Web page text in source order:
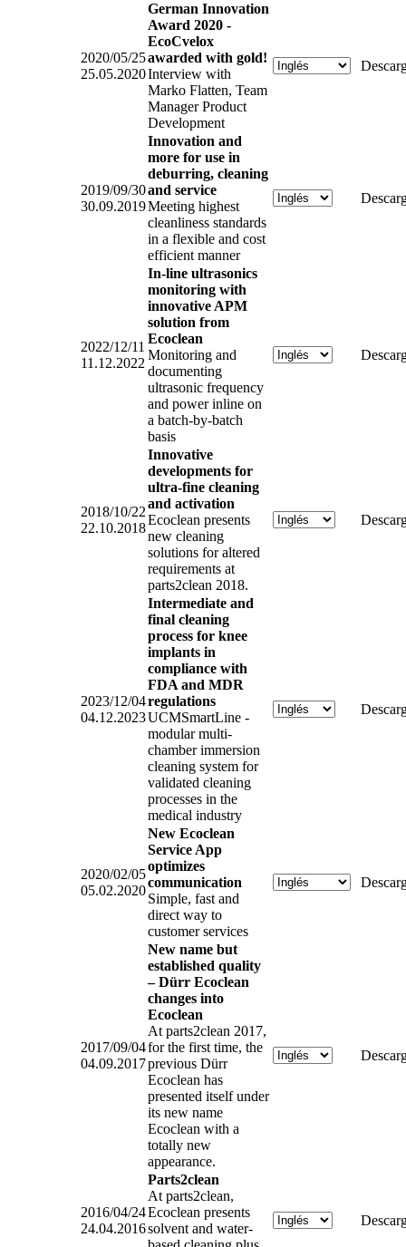
2020/05/25
25.05.2020
German Innovation
Award 2020 -
EcoCvelox
awarded with gold!
Interview with
Marko Flatten, Team
Manager Product
Development
2019/09/30
30.09.2019
Innovation and
more for use in
deburring, cleaning
and service
Meeting highest
cleanliness standards
in a flexible and cost
efficient manner
2022/12/11
11.12.2022
In-line ultrasonics
monitoring with
innovative APM
solution from
Ecoclean
Monitoring and
documenting
ultrasonic frequency
and power inline on
a batch-by-batch
basis
2018/10/22
22.10.2018
Innovative
developments for
ultra-fine cleaning
and activation
Ecoclean presents
new cleaning
solutions for altered
requirements at
parts2clean 2018.
2023/12/04
04.12.2023
Intermediate and
final cleaning
process for knee
implants in
compliance with
FDA and MDR
regulations
UCMSmartLine -
modular multi-
chamber immersion
cleaning system for
validated cleaning
processes in the
medical industry
2020/02/05
05.02.2020
New Ecoclean
Service App
optimizes
communication
Simple, fast and
direct way to
customer services
2017/09/04
04.09.2017
New name but
established quality
– Dürr Ecoclean
changes into
Ecoclean
At parts2clean 2017,
for the first time, the
previous Dürr
Ecoclean has
presented itself under
its new name
Ecoclean with a
totally new
appearance.
2016/04/24
24.04.2016
Parts2clean
At parts2clean,
Ecoclean presents
solvent and water-